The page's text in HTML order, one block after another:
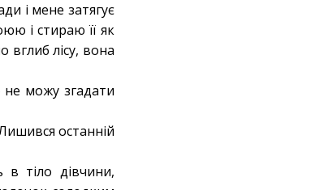
і мене затягує
і стираю її як
вглиб лісу, вона
можу згадати
останній
в тіло дівчини,